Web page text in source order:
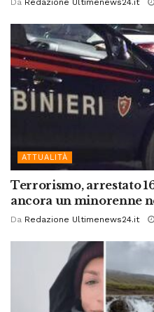
ATTUALITÀ
Terrorismo, arrestato
ancora un minorenne
Da Redazione Ultimenews24.it